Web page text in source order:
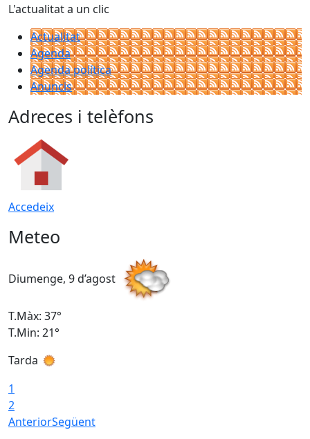
L'actualitat a un clic
Actualitat
Agenda
Agenda política
Anuncis
Adreces i telèfons
Accedeix
Meteo
Diumenge, 9 d’agost
T.Màx: 37°
T.Min: 21°
Tarda
1
2
AnteriorSegüent